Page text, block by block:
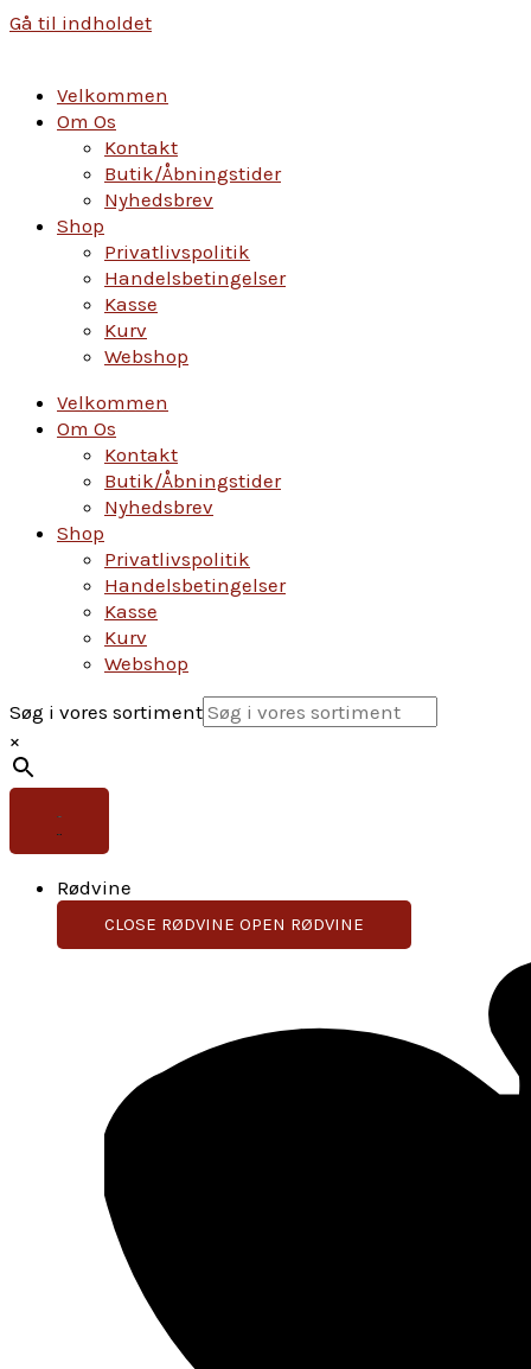
Gå til indholdet
Velkommen
Om Os
Kontakt
Butik/Åbningstider
Nyhedsbrev
Shop
Privatlivspolitik
Handelsbetingelser
Kasse
Kurv
Webshop
Velkommen
Om Os
Kontakt
Butik/Åbningstider
Nyhedsbrev
Shop
Privatlivspolitik
Handelsbetingelser
Kasse
Kurv
Webshop
Søg i vores sortiment
×
Rødvine
CLOSE RØDVINE OPEN RØDVINE